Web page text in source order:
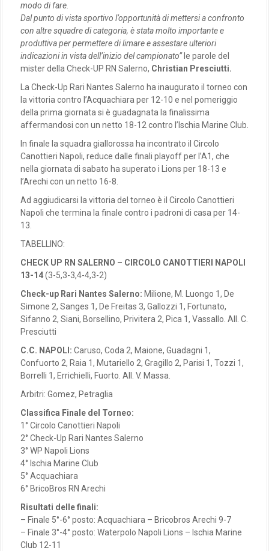
modo di fare.
Dal punto di vista sportivo l’opportunità di mettersi a confronto
con altre squadre di categoria, è stata molto importante e
produttiva per permettere di limare e assestare ulteriori
indicazioni in vista dell’inizio del campionato”le parole del
mister della Check-UP RN Salerno, Christian Presciutti.
La Check-Up Rari Nantes Salerno ha inaugurato il torneo con
la vittoria contro l’Acquachiara per 12-10 e nel pomeriggio
della prima giornata si è guadagnata la finalissima
affermandosi con un netto 18-12 contro l’Ischia Marine Club.
In finale la squadra giallorossa ha incontrato il Circolo
Canottieri Napoli, reduce dalle finali playoff per l’A1, che
nella giornata di sabato ha superato i Lions per 18-13 e
l’Arechi con un netto 16-8.
Ad aggiudicarsi la vittoria del torneo è il Circolo Canottieri
Napoli che termina la finale contro i padroni di casa per 14-
13.
TABELLINO:
CHECK UP RN SALERNO – CIRCOLO CANOTTIERI NAPOLI
13-14(3-5,3-3,4-4,3-2)
Check-up Rari Nantes Salerno: Milione, M. Luongo 1, De
Simone 2, Sanges 1, De Freitas 3, Gallozzi 1, Fortunato,
Sifanno 2, Siani, Borsellino, Privitera 2, Pica 1, Vassallo. All. C.
Presciutti
C.C. NAPOLI: Caruso, Coda 2, Maione, Guadagni 1,
Confuorto 2, Raia 1, Mutariello 2, Gragillo 2, Parisi 1, Tozzi 1,
Borrelli 1, Errichielli, Fuorto. All. V. Massa.
Arbitri: Gomez, Petraglia
Classifica Finale del Torneo:
1° Circolo Canottieri Napoli
2° Check-Up Rari Nantes Salerno
3° WP Napoli Lions
4° Ischia Marine Club
5° Acquachiara
6° BricoBros RN Arechi
Risultati delle finali:
– Finale 5°-6° posto: Acquachiara – Bricobros Arechi 9-7
– Finale 3°-4° posto: Waterpolo Napoli Lions – Ischia Marine
Club 12-11